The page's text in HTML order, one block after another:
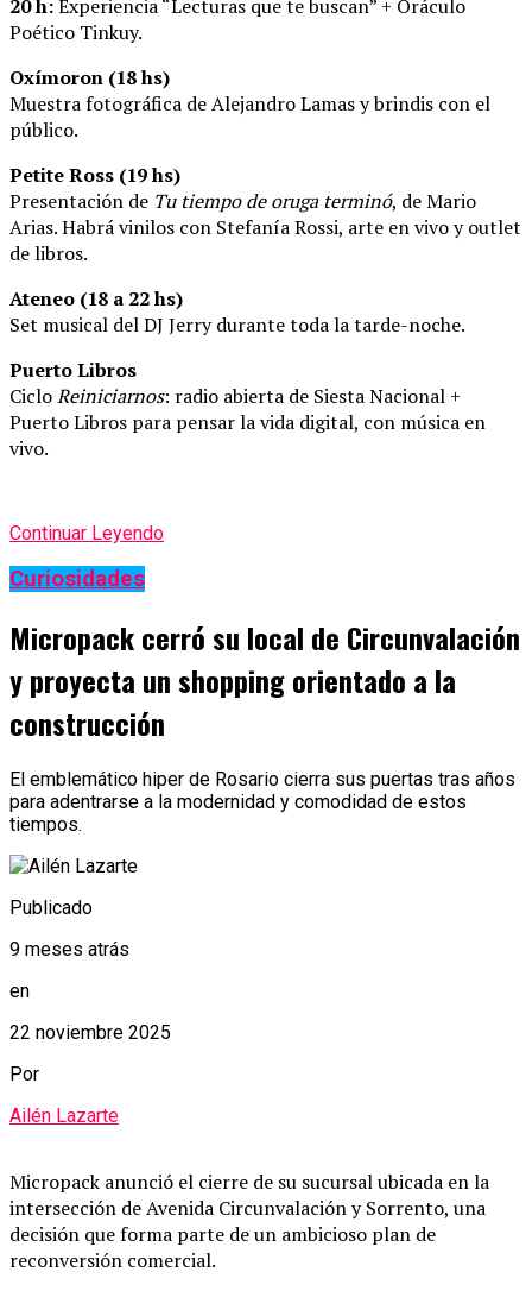
20 h:Experiencia “Lecturas que te buscan” + Oráculo
Poético Tinkuy.
Oxímoron (18 hs)
Muestra fotográfica de Alejandro Lamas y brindis con el
público.
Petite Ross (19 hs)
Presentación de Tu tiempo de oruga terminó, de Mario
Arias. Habrá vinilos con Stefanía Rossi, arte en vivo y outlet
de libros.
Ateneo (18 a 22 hs)
Set musical del DJ Jerry durante toda la tarde-noche.
Puerto Libros
CicloReiniciarnos: radio abierta de Siesta Nacional +
Puerto Libros para pensar la vida digital, con música en
vivo.
Continuar Leyendo
Curiosidades
Micropack cerró su local de Circunvalación
y proyecta un shopping orientado a la
construcción
El emblemático hiper de Rosario cierra sus puertas tras años
para adentrarse a la modernidad y comodidad de estos
tiempos.
Publicado
9 meses atrás
en
22 noviembre 2025
Por
Ailén Lazarte
Micropack anunció el cierre de su sucursal ubicada en la
intersección de Avenida Circunvalación y Sorrento, una
decisión que forma parte de un ambicioso plan de
reconversión comercial.